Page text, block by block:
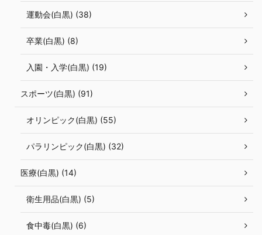
運動会(白黒) (38)
卒業(白黒) (8)
入園・入学(白黒) (19)
スポーツ(白黒) (91)
オリンピック(白黒) (55)
パラリンピック(白黒) (32)
医療(白黒) (14)
衛生用品(白黒) (5)
食中毒(白黒) (6)